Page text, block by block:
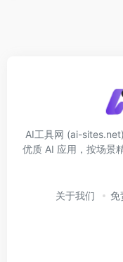
AI工具网 (ai-
优质 AI 应用，按场景
关于我们 免